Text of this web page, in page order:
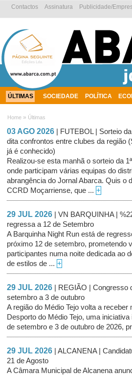
ÚLTIMAS SOCIEDADE POLÍTICA
Publicidade/
Assinatura
Contactos
Home » Últimas
03 AGO 2026
| FUTEBOL | Sorteio
dita confrontos entre clubes da região
já é conhecido)
Realizou-se esta manhã o sorteio da
onde participam várias equipas do
abrangência do Jornal Abarca. Quis o
CCRD Moçarriense, que ... +
29 JUL 2026
| VN BARQUINHA |
regressa a 12 de Setembro
A Barquinha Night Run está de
próximo 12 de setembro, prometendo
participantes numa noite dedicada ao
de estilos de ... +
29 JUL 2026
| REGIÃO |
setembro a 3 de outubro
A região do Médio Tejo volta a
Desporto do Médio Tejo, uma
de setembro e 3 de outubro de 2026,
29 JUL 2026
| ALCANENA |
21 de Agosto
A Câmara Municipal de Alcanena